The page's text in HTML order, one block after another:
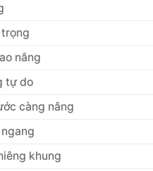
nâng
tự do
càng nâng
khung